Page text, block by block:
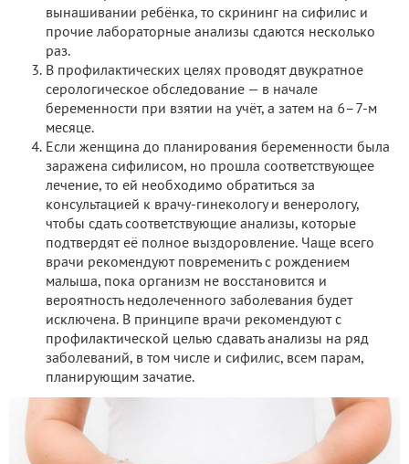
вынашивании ребёнка, то скрининг на сифилис и
прочие лабораторные анализы сдаются несколько
раз.
В профилактических целях проводят двукратное
серологическое обследование — в начале
беременности при взятии на учёт, а затем на 6–7-м
месяце.
Если женщина до планирования беременности была
заражена сифилисом, но прошла соответствующее
лечение, то ей необходимо обратиться за
консультацией к врачу-гинекологу и венерологу,
чтобы сдать соответствующие анализы, которые
подтвердят её полное выздоровление. Чаще всего
врачи рекомендуют повременить с рождением
малыша, пока организм не восстановится и
вероятность недолеченного заболевания будет
исключена. В принципе врачи рекомендуют с
профилактической целью сдавать анализы на ряд
заболеваний, в том числе и сифилис, всем парам,
планирующим зачатие.